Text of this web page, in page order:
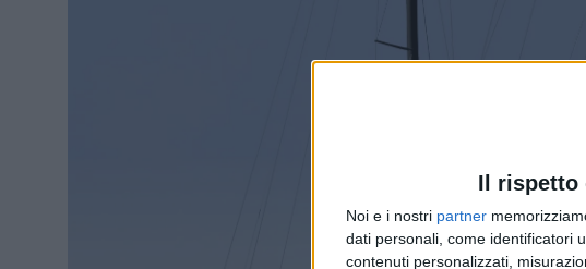
Il rispetto
Noi e i nostri partner
dati personali, come identificatori
contenuti personalizzati,